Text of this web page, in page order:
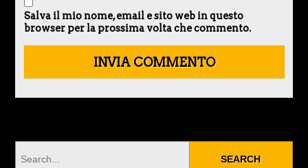
Salva il mio nome, email e sito web in questo
browser per la prossima volta che commento.